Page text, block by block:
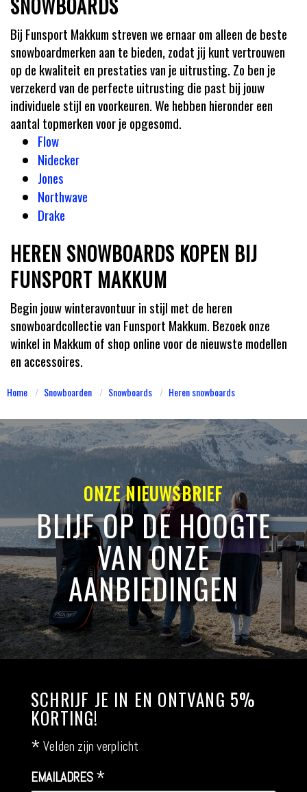
SNOWBOARDS
Bij Funsport Makkum streven we ernaar om alleen de beste
snowboardmerken aan te bieden, zodat jij kunt vertrouwen
op de kwaliteit en prestaties van je uitrusting. Zo ben je
verzekerd van de perfecte uitrusting die past bij jouw
individuele stijl en voorkeuren. We hebben hieronder een
aantal topmerken voor je opgesomd.
Flow
Nidecker
Jones
Northwave
Drake
HEREN SNOWBOARDS KOPEN BIJ
FUNSPORT MAKKUM
Begin jouw winteravontuur in stijl met de heren
snowboardcollectie van Funsport Makkum. Bezoek onze
winkel in Makkum of shop online voor de nieuwste modellen
en accessoires.
Home Snowboarden Snowboards Heren snowboards
ONZE NIEUWSBRIEF
BLIJF OP DE HOOGTE
VAN ONZE
AANBIEDINGEN
SCHRIJF JE IN EN ONTVANG 5%
KORTING!
* Velden zijn verplicht
EMAILADRES *